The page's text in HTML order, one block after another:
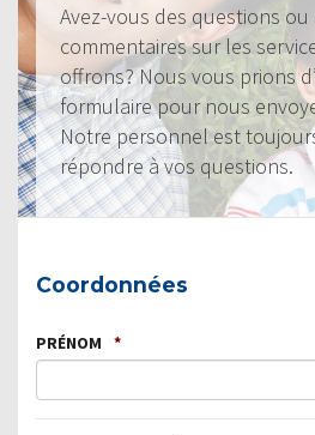
Avez-vous des questions ou
commentaires sur les
offrons? Nous vous prions
formulaire pour nous
Notre personnel est
répondre à vos questions.
Coordonnées
PRÉNOM *